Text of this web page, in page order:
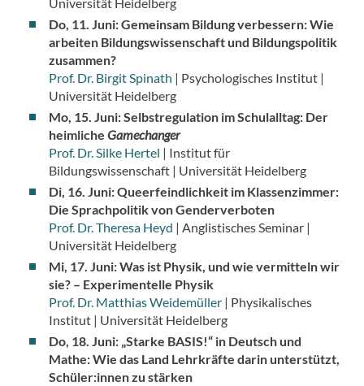
Do, 11. Juni: Gemeinsam Bildung verbessern: Wie
arbeiten Bildungswissenschaft und Bildungspolitik
zusammen?
Prof. Dr. Birgit Spinath | Psychologisches Institut |
Universität Heidelberg
Mo, 15. Juni: Selbstregulation im Schulalltag: Der
heimliche Gamechanger
Prof. Dr. Silke Hertel | Institut für
Bildungswissenschaft | Universität Heidelberg
Di, 16. Juni: Queerfeindlichkeit im Klassenzimmer:
Die Sprachpolitik von Genderverboten
Prof. Dr. Theresa Heyd | Anglistisches Seminar |
Universität Heidelberg
Mi, 17. Juni: Was ist Physik, und wie vermitteln wir
sie? – Experimentelle Physik
Prof. Dr. Matthias Weidemüller| Physikalisches
Institut | Universität Heidelberg
Do, 18. Juni: „Starke BASIS!“ in Deutsch und
Mathe: Wie das Land Lehrkräfte darin unterstützt,
Schüler:innen zu stärken